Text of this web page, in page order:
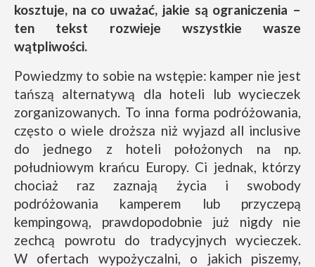
kosztuje, na co uważać, jakie są ograniczenia –
ten tekst rozwieje wszystkie wasze
wątpliwości.
Powiedzmy to sobie na wstępie: kamper nie jest
tańszą alternatywą dla hoteli lub wycieczek
zorganizowanych. To inna forma podróżowania,
często o wiele droższa niż wyjazd all inclusive
do jednego z hoteli położonych na np.
południowym krańcu Europy. Ci jednak, którzy
chociaż raz zaznają życia i swobody
podróżowania kamperem lub przyczepą
kempingową, prawdopodobnie już nigdy nie
zechcą powrotu do tradycyjnych wycieczek.
W ofertach wypożyczalni, o jakich piszemy,